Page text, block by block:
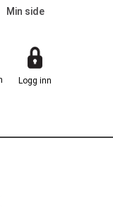
Min side
Logg inn